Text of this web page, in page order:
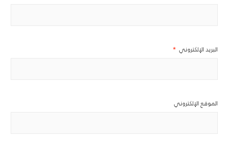
البريد الإلكتروني *
الموقع الإلكتروني